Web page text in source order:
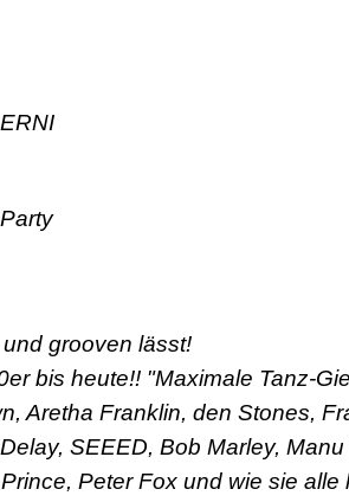
grooven lässt!
bis heute!! "Maximale Tanz-
Aretha Franklin, den Stones,
SEEED, Bob Marley,
Peter Fox und wie sie alle